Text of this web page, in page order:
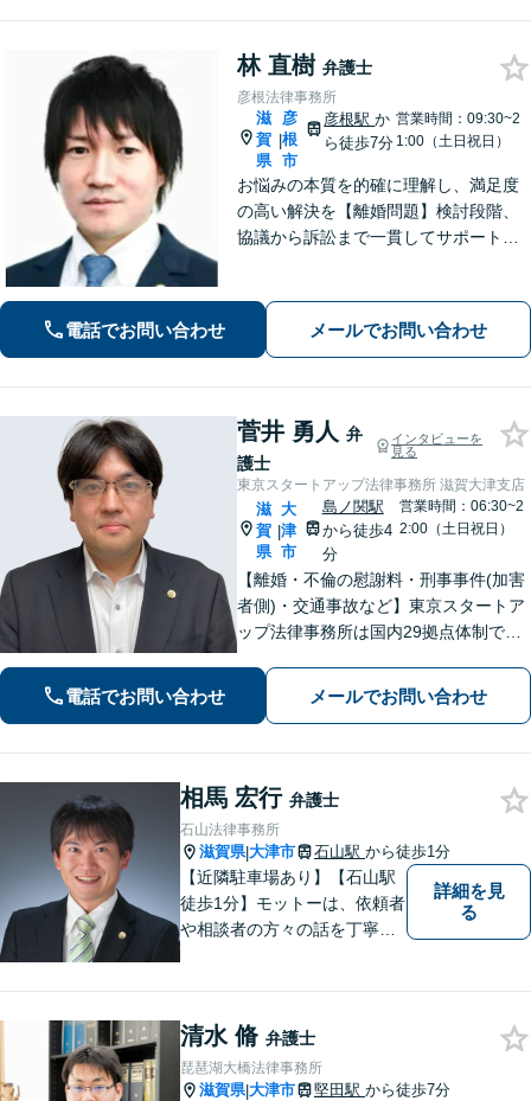
林 直樹 弁護士
彦根法律事務所
滋
賀
県
|
彦
根
市
彦根駅か
ら徒歩7分
営業時間：09:30~2
1:00（土日祝日）
お悩みの本質を的確に理解し、満足度
の高い解決を【離婚問題】検討段階、
協議から訴訟まで一貫してサポート
求など幅広く対応【オンライン面談】
【彦根駅7分】
電話でお問い合わせ メールでお問い合わせ
菅井 勇人 弁
護士
インタビューを
見る
東京スタートアップ法律事務所 滋賀大津支店
滋
賀
県
|
大
津
市
島ノ関駅
から徒歩4
分
営業時間：06:30~2
2:00（土日祝日）
【離婚・不倫の慰謝料・刑事事件(加害
者側)・交通事故など】東京スタートア
ップ法律事務所は国内29拠点体制で全
対応(法律相談は完全予約制)】各分野で
専門性の高い弁護士が寄り添い解決を
電話でお問い合わせ メールでお問い合わせ
相馬 宏行 弁護士
石山法律事務所
滋賀県|大津市 石山駅 から徒歩1分
【近隣駐車場あり】【石山駅
徒歩1分】モットーは、依頼者
や相談者の方々の話を丁寧に
にまずは遠慮なくご相談くだ
さい。
詳細を見
る
清水 脩 弁護士
琵琶湖大橋法律事務所
滋賀県|大津市 堅田駅 から徒歩7分